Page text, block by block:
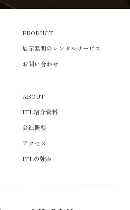
PRODUCT
展示照明のレンタルサービス
お問い合わせ
ABOUT
ITL紹介資料
会社概要
アクセス
ITLの強み